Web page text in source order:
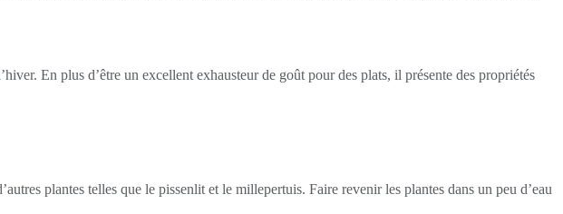
En plus d’être un excellent exhausteur de goût pour des plats, il présente des propriétés
plantes telles que le pissenlit et le millepertuis. Faire revenir les plantes dans un peu d’eau